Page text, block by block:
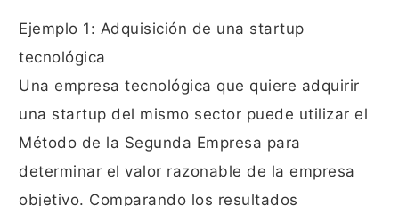
Ejemplo 1: Adquisición de una startup
tecnológica
Una empresa tecnológica que quiere adquirir
una startup del mismo sector puede utilizar el
Método de la Segunda Empresa para
determinar el valor razonable de la empresa
objetivo. Comparando los resultados